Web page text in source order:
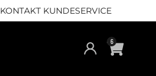
KONTAKT KUNDESERVICE
6
Cart